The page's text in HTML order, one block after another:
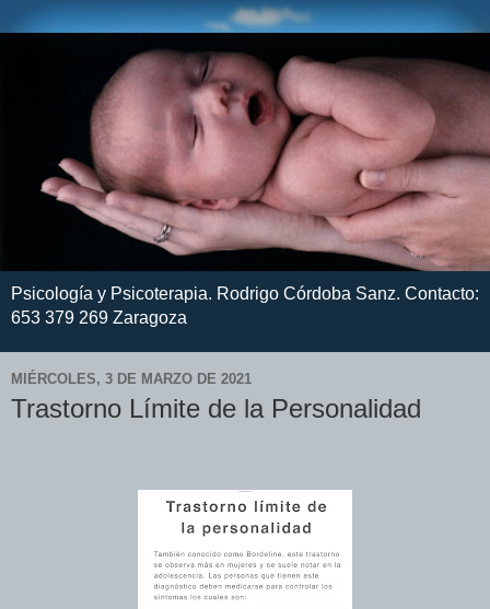
Psicología y Psicoterapia. Rodrigo Córdoba Sanz. Contacto:
653 379 269 Zaragoza
MIÉRCOLES, 3 DE MARZO DE 2021
Trastorno Límite de la Personalidad